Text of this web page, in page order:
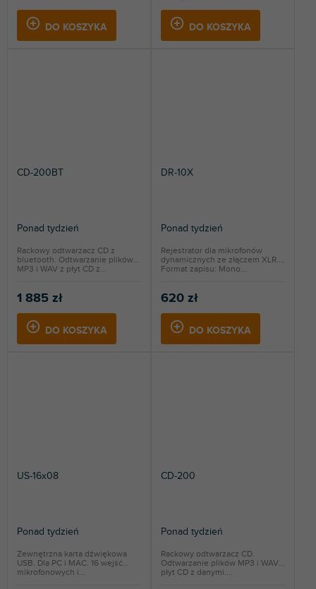
DO KOSZYKA DO KOSZYKA
CD-200BT
Ponad tydzień
1 885 zł
DO KOSZYKA
Rackowy odtwarzacz CD z
bluetooth. Odtwarzanie plików
MP3 i WAV z płyt CD z...
DR-10X
Ponad tydzień
620 zł
DO KOSZYKA
Rejestrator dla mikrofonów
dynamicznych ze złączem XLR.
Format zapisu: Mono...
US-16x08
Ponad tydzień
Zewnętrzna karta dźwiękowa
USB. Dla PC i MAC. 16 wejść
mikrofonowych i...
CD-200
Ponad tydzień
Rackowy odtwarzacz CD.
Odtwarzanie plików MP3 i WAV z
płyt CD z danymi....